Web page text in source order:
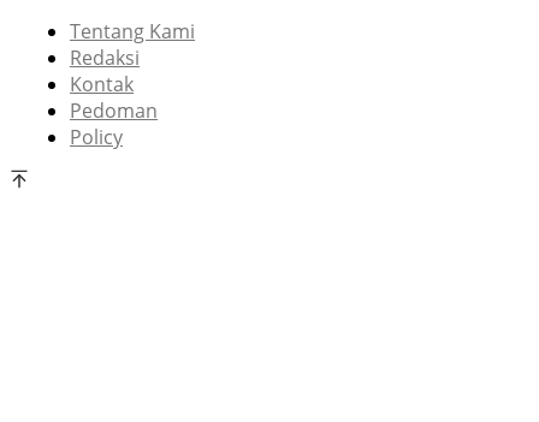
Tentang Kami
Redaksi
Kontak
Pedoman
Policy